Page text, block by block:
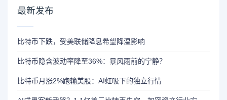
最新发布
比特币下跌，受美联储降息希望降温影响
比特币隐含波动率降至36%：暴风雨前的宁静？
比特币月涨2%跑输美股：AI虹吸下的独立行情